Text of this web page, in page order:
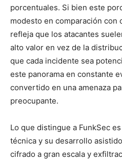
porcentuales. Si bien este
modesto en comparación con
refleja que los atacantes
alto valor en vez de la
que cada incidente sea
este panorama en constante
convertido en una amenaza
preocupante.
Lo que distingue a FunkSec
técnica y su desarrollo
cifrado a gran escala y